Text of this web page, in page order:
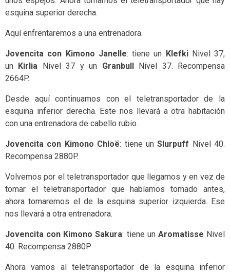
esquina superior derecha.
Aquí enfrentaremos a una entrenadora.
Jovencita con Kimono Janelle: tiene un KlefkiNivel 37,
un Kirlia Nivel 37 y un Granbull Nivel 37. Recompensa
2664P.
Desde aquí continuamos con el teletransportador de la
esquina inferior derecha. Este nos llevará a otra habitación
con una entrenadora de cabello rubio.
Jovencita con Kimono Chloë: tiene unSlurpuff Nivel 40.
Recompensa 2880P.
Volvemos por el teletransportador que llegamos y en vez de
tomar el teletransportador que habíamos tomado antes,
ahora tomaremos el de la esquina superior izquierda. Ese
nos llevará a otra entrenadora.
Jovencita con Kimono Sakura: tiene un Aromatisse Nivel
40. Recompensa 2880P
Ahora vamos al teletransportador de la esquina inferior